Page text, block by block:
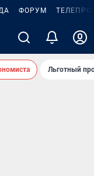
ФОРУМ
Льготный